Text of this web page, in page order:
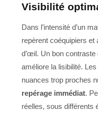
Visibilité
Dans l’intensité d’un
repèrent coéquipiers
d’œil. Un bon
améliore la lisibilité.
nuances trop proches
repérage immédiat.
réelles, sous différents